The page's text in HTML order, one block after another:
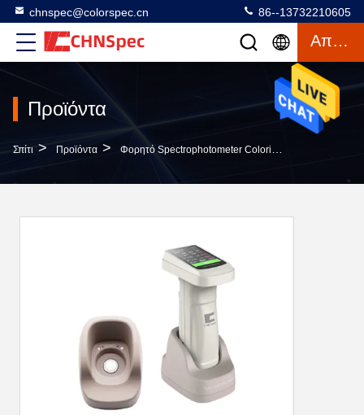
chnspec@colorspec.cn 86--13732210605
Απόσπασμα
Προϊόντα
Σπίτι > Προϊόντα > Φορητό Spectrophotometer Colorimeter